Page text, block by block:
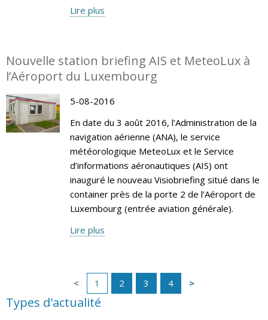
Lire plus
Nouvelle station briefing AIS et MeteoLux à
l’Aéroport du Luxembourg
5-08-2016
En date du 3 août 2016, l’Administration de la
navigation aérienne (ANA), le service
météorologique MeteoLux et le Service
d’informations aéronautiques (AIS) ont
inauguré le nouveau Visiobriefing situé dans le
container près de la porte 2 de l’Aéroport de
Luxembourg (entrée aviation générale).
Lire plus
1 2 3 4
Types d'actualité